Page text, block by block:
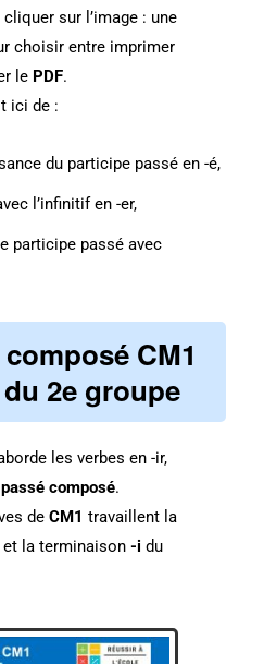
sur l’image : une
choisir entre imprimer
le PDF.
ici de :
du participe passé en -é,
l’infinitif en -er,
participe passé avec
CM1
2e groupe
les verbes en -ir,
passé composé.
de CM1 travaillent la
la terminaison -i du